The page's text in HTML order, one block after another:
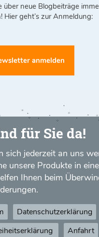
über neue Blogbeiträge
Hier geht’s zur Anmeldung:
anmelden
für Sie da!
sich jederzeit an uns
unsere Produkte in
Ihnen beim
Datenschutzerklärung
Anfahrt